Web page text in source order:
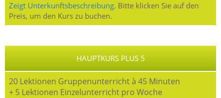
Zeigt Unterkunftsbeschreibung. Bitte klicken Sie auf den
Preis, um den Kurs zu buchen.
HAUPTKURS PLUS 5
20 Lektionen Gruppenunterricht à 45 Minuten
+ 5 Lektionen Einzelunterricht pro Woche